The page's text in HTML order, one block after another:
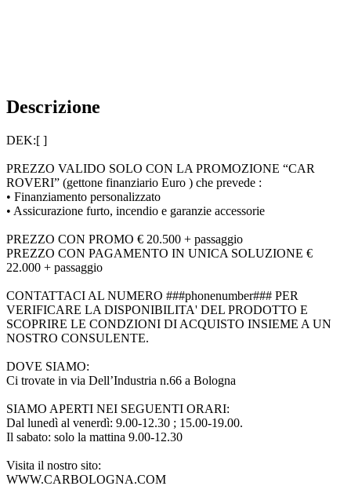
Descrizione
DEK:[ ]
PREZZO VALIDO SOLO CON LA PROMOZIONE “CAR
ROVERI” (gettone finanziario Euro ) che prevede :
• Finanziamento personalizzato
• Assicurazione furto, incendio e garanzie accessorie
PREZZO CON PROMO € 20.500 + passaggio
PREZZO CON PAGAMENTO IN UNICA SOLUZIONE €
22.000 + passaggio
CONTATTACI AL NUMERO ###phonenumber### PER
VERIFICARE LA DISPONIBILITA' DEL PRODOTTO E
SCOPRIRE LE CONDZIONI DI ACQUISTO INSIEME A UN
NOSTRO CONSULENTE.
DOVE SIAMO:
Ci trovate in via Dell’Industria n.66 a Bologna
SIAMO APERTI NEI SEGUENTI ORARI:
Dal lunedì al venerdì: 9.00-12.30 ; 15.00-19.00.
Il sabato: solo la mattina 9.00-12.30
Visita il nostro sito:
WWW.CARBOLOGNA.COM